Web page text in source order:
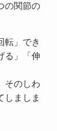
の関節の
転」でき
る」「伸
そのしわ
しましま